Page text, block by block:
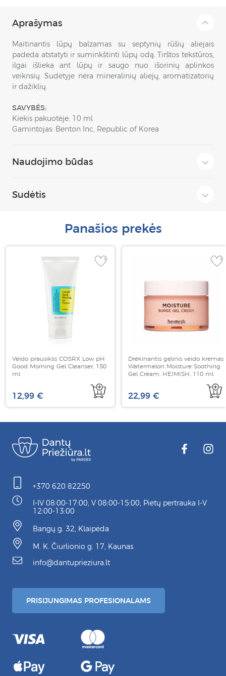
Aprašymas
Maitinantis lūpų balzamas su septynių rūšių aliejais
padeda atstatyti ir suminkštinti lūpų odą. Tirštos tekstūros,
ilgai išlieka ant lūpų ir saugo nuo išorinių aplinkos
veiknsių. Sudėtyje nėra mineralinių aliejų, aromatizatorių
ir dažiklių.
SAVYBĖS:
Kiekis pakuotėje: 10 ml
Gamintojas: Benton Inc, Republic of Korea
Naudojimo būdas
Sudėtis
Panašios prekės
Veido prausiklis COSRX Low pH
Good Morning Gel Cleanser, 150
ml
12,99 €
Drėkinantis gelinis veido kremas
Watermelon Moisture Soothing
Gel Cream, HEIMISH, 110 ml
22,99 €
+370 620 82250
I-IV 08:00-17:00, V 08:00-15:00, Pietų pertrauka I-V
12:00-13:00
Bangų g. 32, Klaipėda
M. K. Čiurlionio g. 17, Kaunas
info@dantuprieziura.lt
PRISIJUNGIMAS PROFESIONALAMS